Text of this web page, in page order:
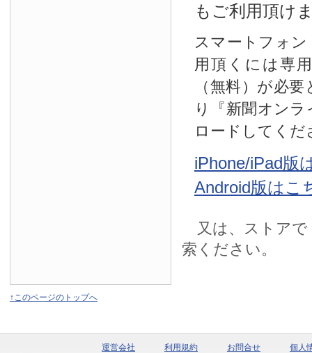
もご利用頂け
スマートフォ
用頂くには専
（無料）が必
り『新聞オン
ロードしてくだ
iPhone/iPad版
Android版はこ
又は、ストアで
索ください。
↑このページのトップへ
運営会社 利用規約 お問合せ 個人